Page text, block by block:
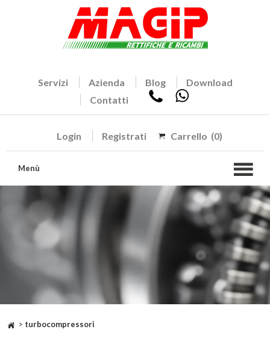
Servizi Azienda Blog
Download
Contatti
Login Registrati Carrello (0)
Menù
> turbocompressori